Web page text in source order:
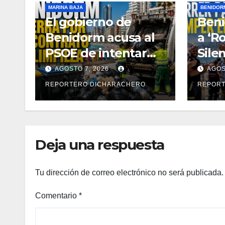
MARINA BAJA
El gobierno de
Benidorm acusa al
PSOE de intentar
paralizar la gestión
municipal tras
recurrir el contrato
de limpieza
AGOSTO 7, 2026
REPORTERO DICHARACHERO
a
Deja una respuesta
Tu dirección de correo electrónico no será publicada.
Comentario *